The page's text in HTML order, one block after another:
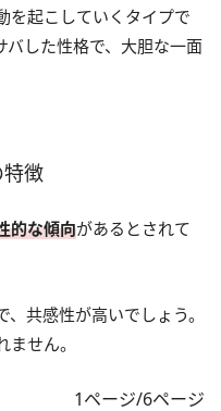
を起こしていくタイプで
バした性格で、大胆な一面
徴
的な傾向があるとされて
共感性が高いでしょう。
せん。
1ページ/6ページ